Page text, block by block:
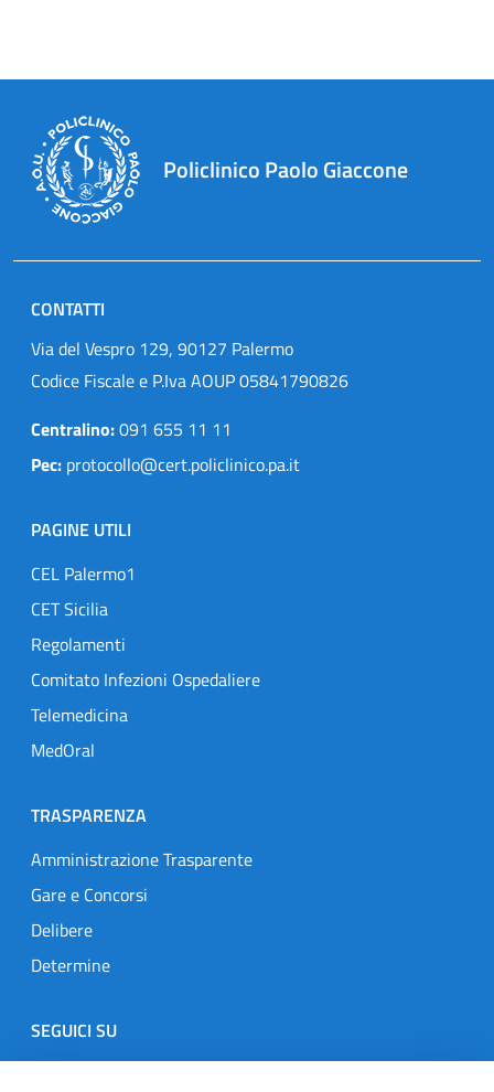
Policlinico Paolo Giaccone
CONTATTI
Via del Vespro 129, 90127 Palermo
Codice Fiscale e P.Iva AOUP 05841790826
Centralino:091 655 11 11
Pec: protocollo@cert.policlinico.pa.it
PAGINE UTILI
CEL Palermo1
CET Sicilia
Regolamenti
Comitato Infezioni Ospedaliere
Telemedicina
MedOral
TRASPARENZA
Amministrazione Trasparente
Gare e Concorsi
Delibere
Determine
SEGUICI SU
Designers Italia
TwitterInstagramYoutubeLinkedin